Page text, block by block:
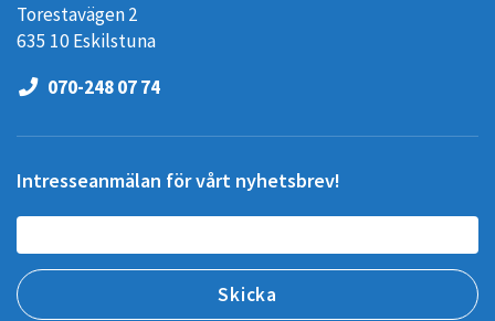
Torestavägen 2
635 10 Eskilstuna
070-248 07 74
Intresseanmälan för vårt nyhetsbrev!